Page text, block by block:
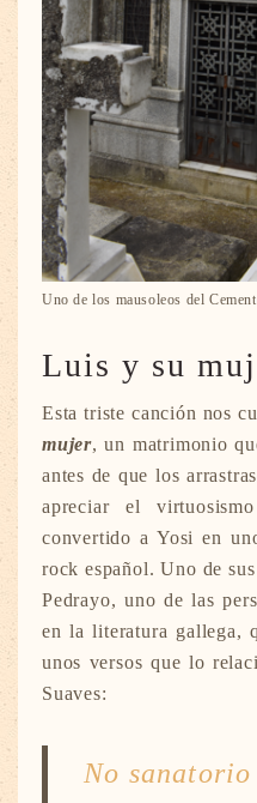
Uno de los mausoleos del
Luis y su
Esta triste canción nos
mujer, un matrimonio
antes de que los
apreciar el
convertido a Yosi en
rock español. Uno de
Pedrayo, uno de las
en la literatura gallega,
unos versos que lo
Suaves:
No